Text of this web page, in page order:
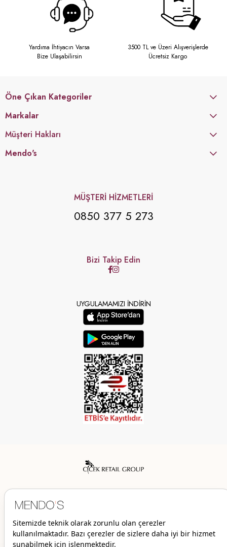
Yardıma İhtiyacın Varsa
Bize Ulaşabilirsin
3500 TL ve Üzeri Alışverişlerde
Ücretsiz Kargo
Öne Çıkan Kategoriler
Markalar
Müşteri Hakları
Mendo's
MÜŞTERİ HİZMETLERİ
0850 377 5 273
Bizi Takip Edin
UYGULAMAMIZI İNDİRİN
© 2026 Mendo’s | Her hakkı saklıdır.